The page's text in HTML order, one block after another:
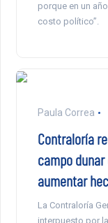
porque en un
costo político”.
Paula Correa
Contraloría
campo
aumentar
La Contraloría
interpuesto por